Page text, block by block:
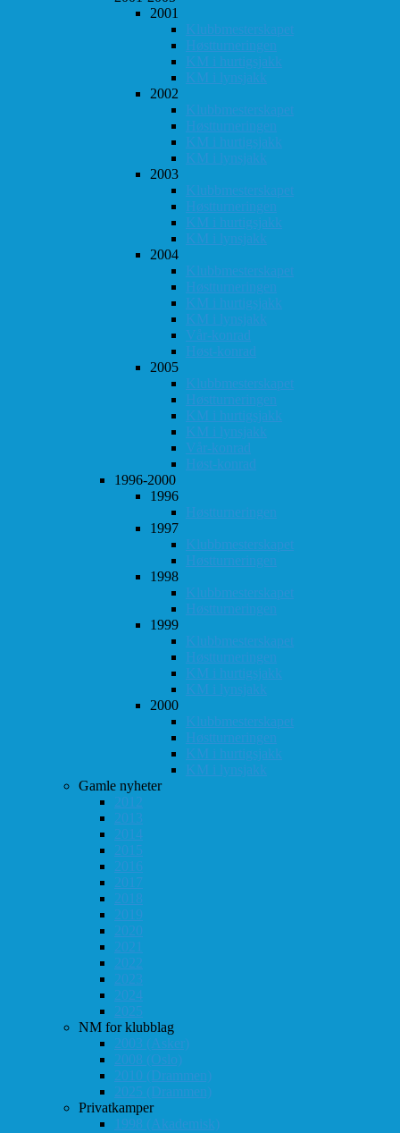
2001
Klubbmesterskapet
Høstturneringen
KM i hurtigsjakk
KM i lynsjakk
2002
Klubbmesterskapet
Høstturneringen
KM i hurtigsjakk
KM i lynsjakk
2003
Klubbmesterskapet
Høstturneringen
KM i hurtigsjakk
KM i lynsjakk
2004
Klubbmesterskapet
Høstturneringen
KM i hurtigsjakk
KM i lynsjakk
Vår-konrad
Høst-konrad
2005
Klubbmesterskapet
Høstturneringen
KM i hurtigsjakk
KM i lynsjakk
Vår-konrad
Høst-konrad
1996-2000
1996
Høstturneringen
1997
Klubbmesterskapet
Høstturneringen
1998
Klubbmesterskapet
Høstturneringen
1999
Klubbmesterskapet
Høstturneringen
KM i hurtigsjakk
KM i lynsjakk
2000
Klubbmesterskapet
Høstturneringen
KM i hurtigsjakk
KM i lynsjakk
Gamle nyheter
2012
2013
2014
2015
2016
2017
2018
2019
2020
2021
2022
2023
2024
2025
NM for klubblag
2003 (Asker)
2008 (Oslo)
2010 (Drammen)
2025 (Drammen)
Privatkamper
1998 (Akademisk)